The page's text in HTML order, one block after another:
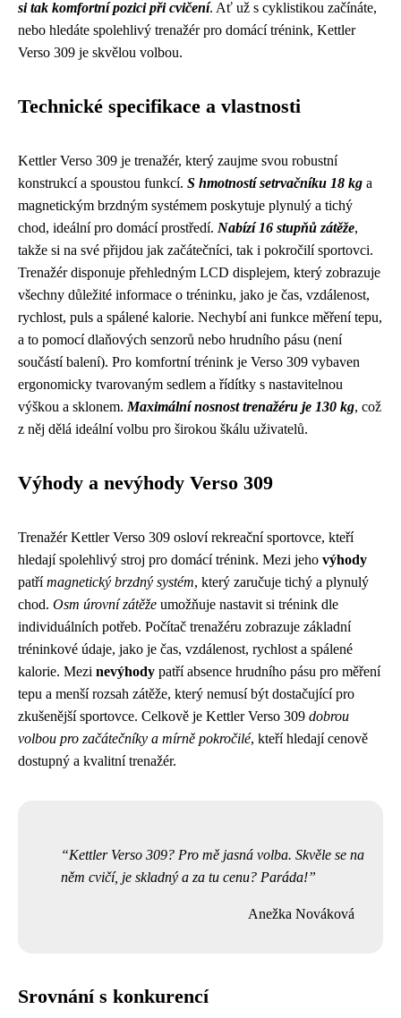
si tak komfortní pozici při cvičení. Ať už s cyklistikou začínáte,
nebo hledáte spolehlivý trenažér pro domácí trénink, Kettler
Verso 309 je skvělou volbou.
Technické specifikace a vlastnosti
Kettler Verso 309 je trenažér, který zaujme svou robustní
konstrukcí a spoustou funkcí. S hmotností setrvačníku 18 kg a
magnetickým brzdným systémem poskytuje plynulý a tichý
chod, ideální pro domácí prostředí. Nabízí 16 stupňů zátěže,
takže si na své přijdou jak začátečníci, tak i pokročilí sportovci.
Trenažér disponuje přehledným LCD displejem, který zobrazuje
všechny důležité informace o tréninku, jako je čas, vzdálenost,
rychlost, puls a spálené kalorie. Nechybí ani funkce měření tepu,
a to pomocí dlaňových senzorů nebo hrudního pásu (není
součástí balení). Pro komfortní trénink je Verso 309 vybaven
ergonomicky tvarovaným sedlem a řídítky s nastavitelnou
výškou a sklonem.Maximální nosnost trenažéru je 130 kg, což
z něj dělá ideální volbu pro širokou škálu uživatelů.
Výhody a nevýhody Verso 309
Trenažér Kettler Verso 309 osloví rekreační sportovce, kteří
hledají spolehlivý stroj pro domácí trénink. Mezi jeho výhody
patří magnetický brzdný systém, který zaručuje tichý a plynulý
chod. Osm úrovní zátěže umožňuje nastavit si trénink dle
individuálních potřeb. Počítač trenažéru zobrazuje základní
tréninkové údaje, jako je čas, vzdálenost, rychlost a spálené
kalorie. Mezi nevýhody patří absence hrudního pásu pro měření
tepu a menší rozsah zátěže, který nemusí být dostačující pro
zkušenější sportovce. Celkově je Kettler Verso 309 dobrou
volbou pro začátečníky a mírně pokročilé, kteří hledají cenově
dostupný a kvalitní trenažér.
Kettler Verso 309? Pro mě jasná volba. Skvěle se na
něm cvičí, je skladný a za tu cenu? Paráda!
Anežka Nováková
Srovnání s konkurencí